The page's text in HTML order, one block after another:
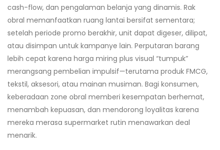
cash-flow, dan pengalaman belanja yang dinamis. Rak
obral memanfaatkan ruang lantai bersifat sementara;
setelah periode promo berakhir, unit dapat digeser, dilipat,
atau disimpan untuk kampanye lain. Perputaran barang
lebih cepat karena harga miring plus visual “tumpuk”
merangsang pembelian impulsif—terutama produk FMCG,
tekstil, aksesori, atau mainan musiman. Bagi konsumen,
keberadaan zone obral memberi kesempatan berhemat,
menambah kepuasan, dan mendorong loyalitas karena
mereka merasa supermarket rutin menawarkan deal
menarik.